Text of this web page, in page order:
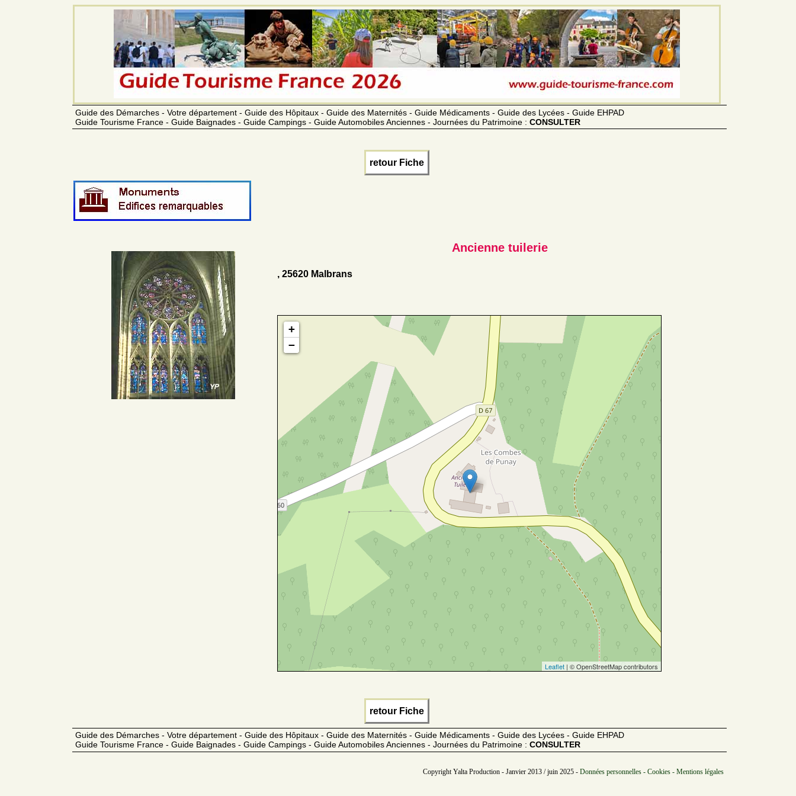
Guide des Démarches - Votre département - Guide des Hôpitaux - Guide des Maternités - Guide Médicaments - Guide des Lycées - Guide EHPAD
Guide Tourisme France - Guide Baignades - Guide Campings - Guide Automobiles Anciennes - Journées du Patrimoine : CONSULTER
retour Fiche
Ancienne tuilerie
, 25620 Malbrans
+
−
Leaflet| © OpenStreetMap contributors
retour Fiche
Guide des Démarches - Votre département - Guide des Hôpitaux - Guide des Maternités - Guide Médicaments - Guide des Lycées - Guide EHPAD
Guide Tourisme France - Guide Baignades - Guide Campings - Guide Automobiles Anciennes - Journées du Patrimoine : CONSULTER
Copyright Yalta Production - Janvier 2013 / juin 2025 - Données personnelles - Cookies - Mentions légales